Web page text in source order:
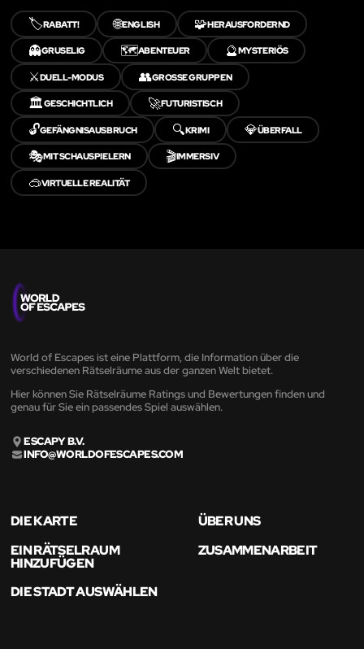
🏷️RABATT! 🌐ENGLISH 🧩HERAUSFORDERND
👻GRUSELIG 🗺️ABENTEUER 🔮MYSTERIÖS
⚔️DUELL-MODUS 👥GROSSE GRUPPEN
🏛️GESCHICHTLICH 🚀FUTURISTISCH
🔓GEFÄNGNISAUSBRUCH 🔍KRIMI 💎ÜBERFALL
🎭MIT SCHAUSPIELERN 🎬IMMERSIV
🥽VIRTUELLE REALITÄT
World of Escapes ist eine Plattform, die Information über die
verschiedenen Rätselräume aus der ganzen Welt bietet.
Hier können Sie Rätselräume Ratings und Bewertungen finden und
genau für Sie ein passendes Spiel auswählen.
ESCAPY B.V.
INFO@WORLDOFESCAPES.COM
DIE KARTE
ÜBER UNS
EIN RÄTSELRAUM
HINZUFÜGEN
ZUSAMMENARBEIT
DIE STADT AUSWÄHLEN